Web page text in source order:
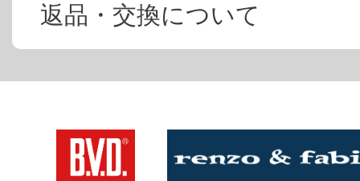
返品・交換について